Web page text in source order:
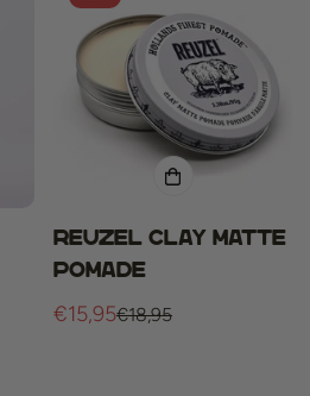
Reuzel Clay Matte
Pomade
Verkoopprijs
€15,95
Normale€18,95